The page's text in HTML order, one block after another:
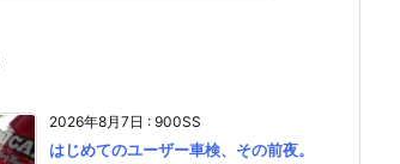
2026年8月7日 : 900SS
はじめてのユーザー車検、その前夜。